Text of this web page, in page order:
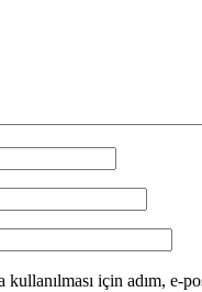
için adım, e-